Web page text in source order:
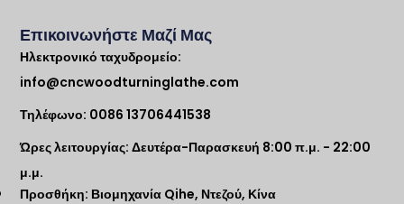
Επικοινωνήστε Μαζί Μας
Ηλεκτρονικό ταχυδρομείο:
info@cncwoodturninglathe.com
Τηλέφωνο: 0086 13706441538
Ώρες λειτουργίας: Δευτέρα-Παρασκευή 8:00 π.μ. - 22:00
μ.μ.
Προσθήκη: Βιομηχανία Qihe, Ντεζού, Κίνα